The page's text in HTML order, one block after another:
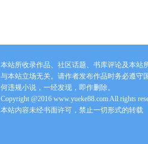
本站所收录作品、社区话题、书库评论及本站
与本站立场无关。请作者发布作品时务必遵守
何违规小说，一经发现，即作删除。
Copyright @2016 www.yueke88.com All rights
本站内容未经书面许可，禁止一切形式的转载